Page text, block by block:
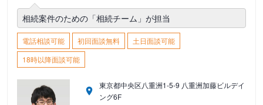
相続案件のための「相続チーム」が担当
電話相談可能 初回面談無料
土日面談可能
18時以降面談可能
東京都中央区八重洲1-5-9 八重洲加藤ビルデイ
ング6F